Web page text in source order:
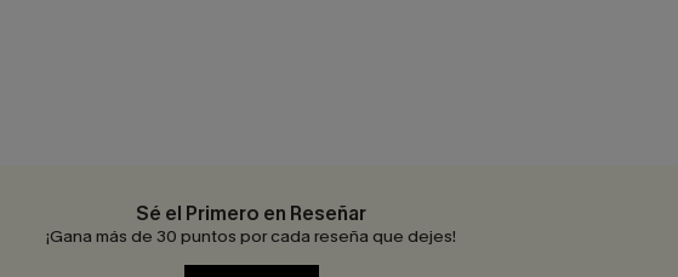
Sé el Primero en Reseñar
¡Gana más de 30 puntos por cada reseña que dejes!